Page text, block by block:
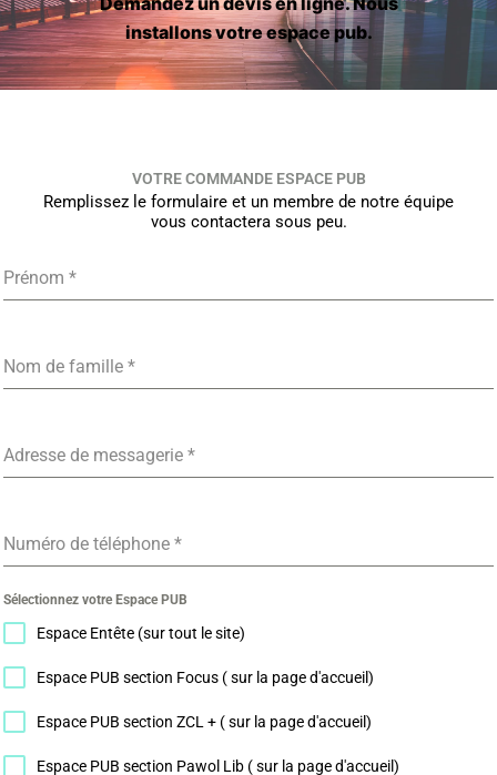
installons votre espace pub.
VOTRE COMMANDE ESPACE PUB
Remplissez le formulaire et un membre de notre équipe
vous contactera sous peu.
Prénom *
Nom de famille *
Adresse de messagerie *
Numéro de téléphone *
Sélectionnez votre Espace PUB
Espace Entête (sur tout le site)
Espace PUB section Focus ( sur la page d'accueil)
Espace PUB section ZCL + ( sur la page d'accueil)
Espace PUB section Pawol Lib ( sur la page d'accueil)